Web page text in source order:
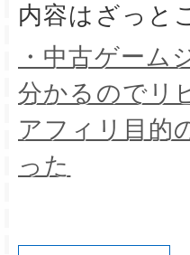
内容はざっと
・中古ゲーム
分かるのでリ
アフィリ目的
った